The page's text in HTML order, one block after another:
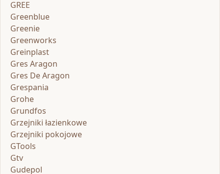
GREE
Greenblue
Greenie
Greenworks
Greinplast
Gres Aragon
Gres De Aragon
Grespania
Grohe
Grundfos
Grzejniki łazienkowe
Grzejniki pokojowe
GTools
Gtv
Gudepol